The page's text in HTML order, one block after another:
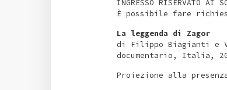
INGRESSO RISERVATO AI
È possibile fare
La leggenda di Zagor
di Filippo Biagianti e
documentario, Italia,
Proiezione alla